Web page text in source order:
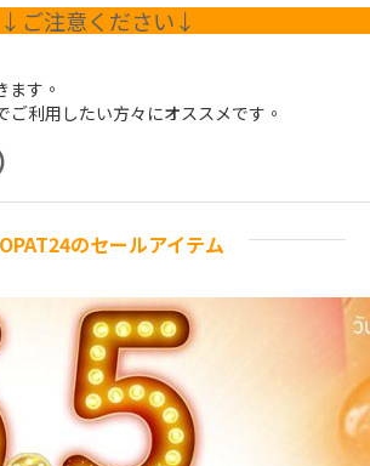
↓ご注意ください↓
す。
利用したい方々にオススメです。
のセールアイテム